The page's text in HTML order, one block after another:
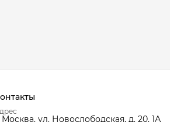
Москва, ул. Новослободская, д. 20, 1А